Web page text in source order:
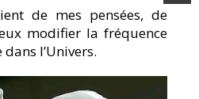
de mes pensées, de
modifier la fréquence
l’Univers.